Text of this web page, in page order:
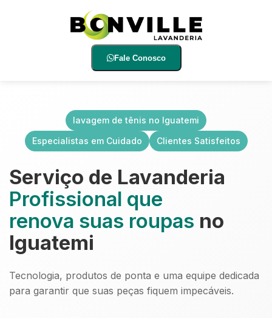
Fale Conosco
lavagem de tênis no Iguatemi
Especialistas em Cuidado
Clientes Satisfeitos
Serviço de Lavanderia
Profissional que
renova suas roupas no
Iguatemi
Tecnologia, produtos de ponta e uma equipe dedicada
para garantir que suas peças fiquem impecáveis.